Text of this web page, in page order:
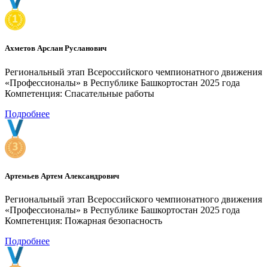
Ахметов Арслан Русланович
Региональный этап Всероссийского чемпионатного движения
«Профессионалы» в Республике Башкортостан 2025 года
Компетенция: Спасательные работы
Подробнее
Артемьев Артем Александрович
Региональный этап Всероссийского чемпионатного движения
«Профессионалы» в Республике Башкортостан 2025 года
Компетенция: Пожарная безопасность
Подробнее